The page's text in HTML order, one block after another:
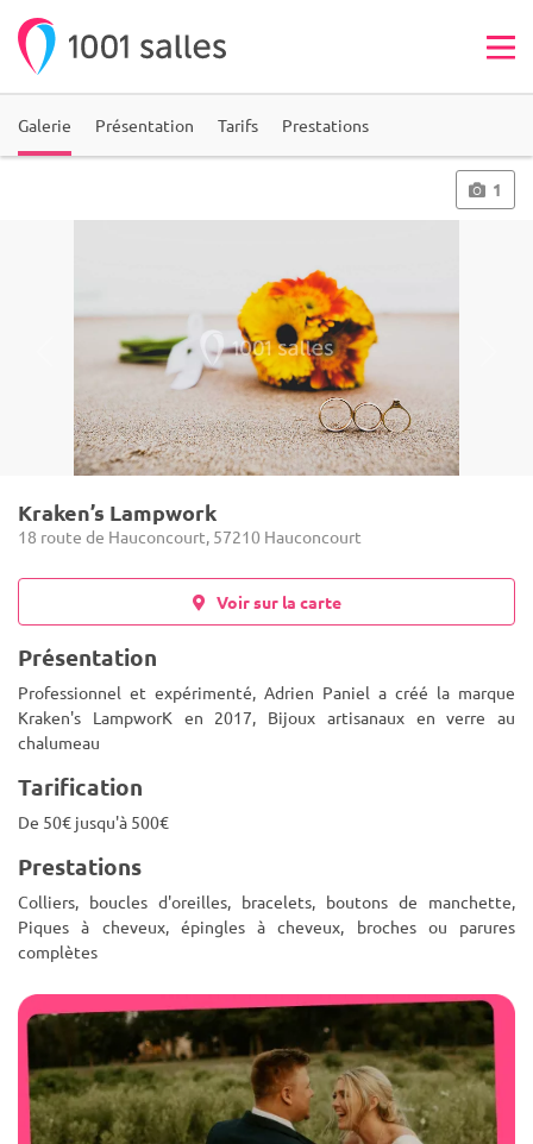
Galerie Présentation Tarifs Prestations
1
Kraken’s Lampwork
18 route de Hauconcourt, 57210 Hauconcourt
Voir sur la carte
Présentation
Professionnel et expérimenté, Adrien Paniel a créé la marque
Kraken's LampworK en 2017, Bijoux artisanaux en verre au
chalumeau
Tarification
De 50€ jusqu'à 500€
Prestations
Colliers, boucles d'oreilles, bracelets, boutons de manchette,
Piques à cheveux, épingles à cheveux, broches ou parures
complètes